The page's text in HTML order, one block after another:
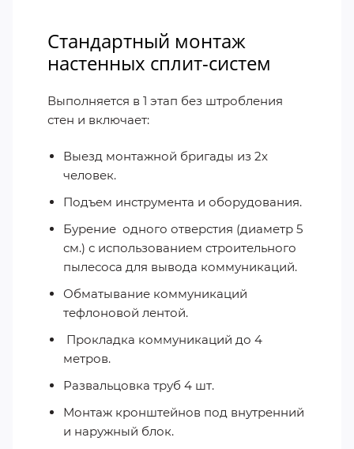
Стандартный монтаж
настенных сплит-систем
Выполняется в 1 этап без штробления
стен и включает:
Выезд монтажной бригады из 2х
человек.
Подъем инструмента и оборудования.
Бурение одного отверстия (диаметр 5
см.) с использованием строительного
пылесоса для вывода коммуникаций.
Обматывание коммуникаций
тефлоновой лентой.
Прокладка коммуникаций до 4
метров.
Развальцовка труб 4 шт.
Монтаж кронштейнов под внутренний
и наружный блок.